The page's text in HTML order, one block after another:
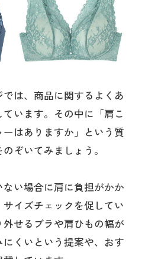
は、商品に関するよくあ
います。その中に「肩こ
はありますか」という質
ぞいてみましょう。
い場合に肩に負担がかか
イズチェックを促してい
せるブラや肩ひもの幅が
くいという提案や、おす